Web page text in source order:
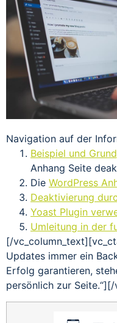
Navigation auf der
Beispiel und Grund
Anhang Seite
Die WordPress
Deaktivierung
Yoast Plugin
Umleitung in der
[/
Updates immer ein
Erfolg garantieren,
persönlich zur